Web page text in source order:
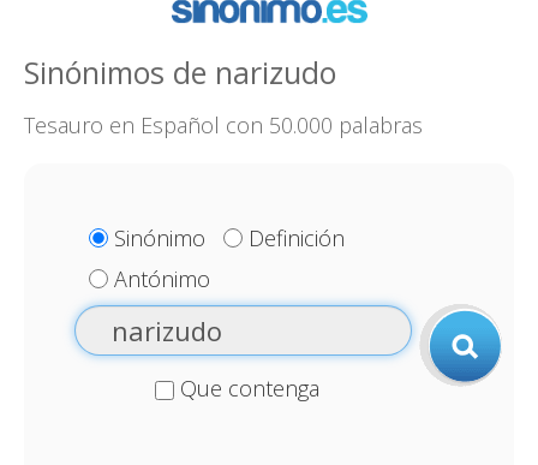
Sinónimos de narizudo
Tesauro en Español con 50.000 palabras
Sinónimo
Definición
Antónimo
Que contenga